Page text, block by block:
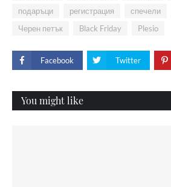
подаръци
регистрация спечели
Черен петък
Black Friday Plesio
Facebook Twitter
You might like